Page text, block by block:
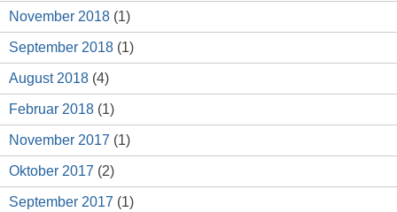
November 2018 (1)
September 2018 (1)
August 2018 (4)
Februar 2018 (1)
November 2017 (1)
Oktober 2017 (2)
September 2017 (1)